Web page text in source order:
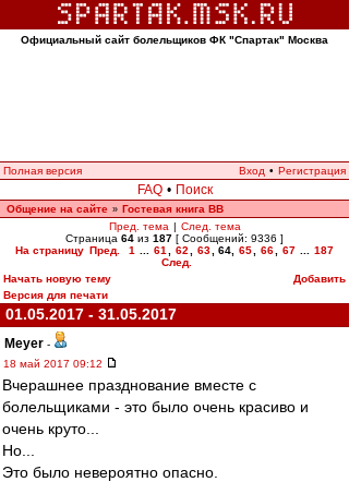
Официальный сайт болельщиков ФК "Спартак" Москва
Полная версия Вход • Регистрация
FAQ • Поиск
Общение на сайте » Гостевая книга ВВ
Пред. тема | След. тема
Страница 64 из 187 [ Сообщений: 9336 ]
На страницу Пред. 1 61 62 63 64 65 66 67
187
След.
Начать новую тему
Добавить
Версия для печати
01.05.2017 - 31.05.2017
Meyer -
18 май 2017 09:12
Вчерашнее празднование вместе с
болельщиками - это было очень красиво и
очень круто...
Но...
Это было невероятно опасно.